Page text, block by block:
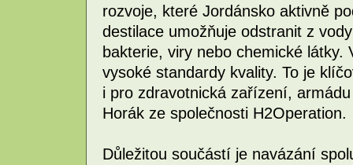
rozvoje, které Jordánsko aktivně
destilace umožňuje odstranit z
bakterie, viry nebo chemické
vysoké standardy kvality. To je
i pro zdravotnická zařízení,
Horák ze společnosti H2Operation.
Důležitou součástí je navázání